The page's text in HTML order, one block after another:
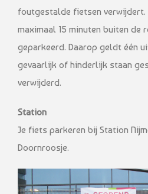
foutgestalde fietsen verwijdert.
maximaal 15 minuten buiten de
geparkeerd. Daarop geldt één
gevaarlijk of hinderlijk staan
verwijderd.
Station
Je fiets parkeren bij Station
Doornroosje.